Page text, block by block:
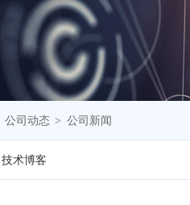
公司动态 > 公司新闻
技术博客